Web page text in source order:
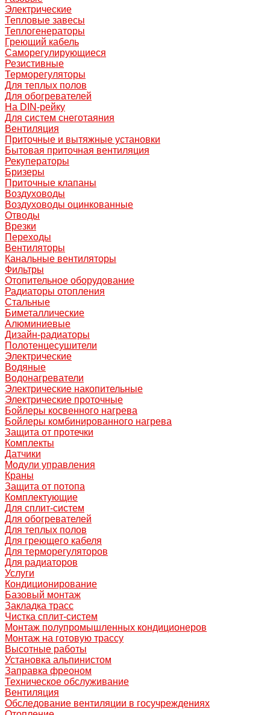
Электрические
Тепловые завесы
Теплогенераторы
Греющий кабель
Саморегулирующиеся
Резистивные
Терморегуляторы
Для теплых полов
Для обогревателей
На DIN-рейку
Для систем снеготаяния
Вентиляция
Приточные и вытяжные установки
Бытовая приточная вентиляция
Рекуператоры
Бризеры
Приточные клапаны
Воздуховоды
Воздуховоды оцинкованные
Отводы
Врезки
Переходы
Вентиляторы
Канальные вентиляторы
Фильтры
Отопительное оборудование
Радиаторы отопления
Стальные
Биметаллические
Алюминиевые
Дизайн-радиаторы
Полотенцесушители
Электрические
Водяные
Водонагреватели
Электрические накопительные
Электрические проточные
Бойлеры косвенного нагрева
Бойлеры комбинированного нагрева
Защита от протечки
Комплекты
Датчики
Модули управления
Краны
Защита от потопа
Комплектующие
Для сплит-систем
Для обогревателей
Для теплых полов
Для греющего кабеля
Для терморегуляторов
Для радиаторов
Услуги
Кондиционирование
Базовый монтаж
Закладка трасс
Чистка сплит-систем
Монтаж полупромышленных кондиционеров
Монтаж на готовую трассу
Высотные работы
Установка альпинистом
Заправка фреоном
Техническое обслуживание
Вентиляция
Обследование вентиляции в госучреждениях